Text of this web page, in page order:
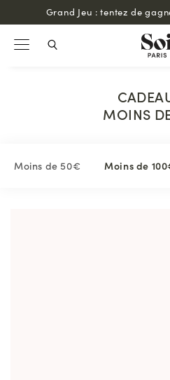
Grand Jeu : tentez de
MOINS
Moins de 50€ Moins de